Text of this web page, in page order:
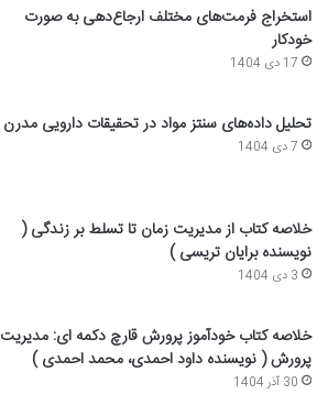
استخراج فرمت‌های مختلف ارجاع‌دهی به صورت
خودکار
17 دی 1404
تحلیل داده‌های سنتز مواد در تحقیقات دارویی مدرن
7 دی 1404
خلاصه کتاب از مدیریت زمان تا تسلط بر زندگی (
نویسنده برایان تریسی )
3 دی 1404
خلاصه کتاب خودآموز پرورش قارچ دکمه ای: مدیریت
پرورش ( نویسنده داود احمدی، محمد احمدی )
30 آذر 1404